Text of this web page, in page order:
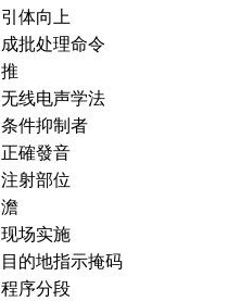
引体向上
成批处理命令
推
无线电声学法
条件抑制者
正確發音
注射部位
澹
现场实施
目的地指示掩码
程序分段